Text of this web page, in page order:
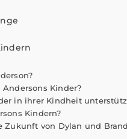
Kinder?
in ihrer Kindheit
Kindern?
von Dylan und